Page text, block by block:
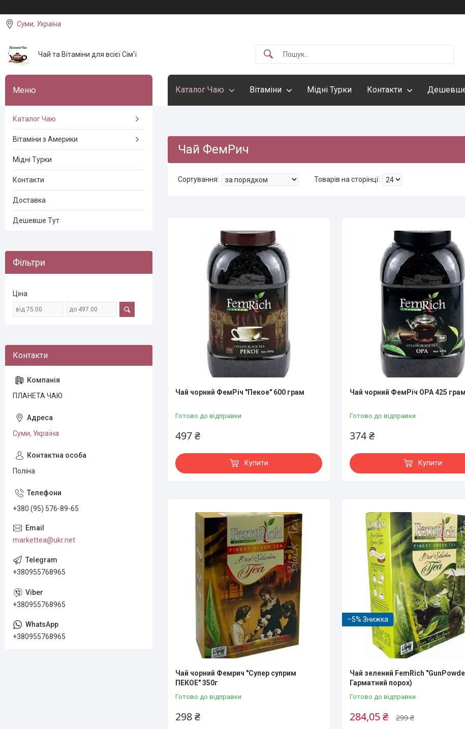
Суми, Україна
Чай та Вітаміни для всієї Сім'ї
Каталог Чаю Вітаміни Мідні Турки Контакти Дешевше
Чай ФемРич
Чай чорний ФемРіч "Пекое" 600 грам
Готово до відправки
497 ₴
Купити
Чай чорний ФемРіч OPA 425 грам
Готово до відправки
374 ₴
Купити
Чай чорний Фемрич "Супер суприм
ПЕКОЕ" 350г
Готово до відправки
298 ₴
–5%
Чай зелений FemRich
Гарматний порох)
Готово до відправки
299 ₴
284,05 ₴
Каталог Чаю
Вітаміни з Америки
Мідні Турки
Контакти
Доставка
Дешевше Тут
Фільтри
Ціна
ПЛАНЕТА ЧАЮ
Суми, Україна
Поліна
+380 (95) 576-89-65
markettea@ukr.net
+380955768965
+380955768965
+380955768965